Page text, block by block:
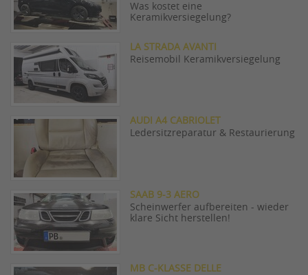
Was kostet eine
Keramikversiegelung?
LA STRADA AVANTI
Reisemobil Keramikversiegelung
AUDI A4 CABRIOLET
Ledersitzreparatur & Restaurierung
SAAB 9-3 AERO
Scheinwerfer aufbereiten - wieder
klare Sicht herstellen!
MB C-KLASSE DELLE